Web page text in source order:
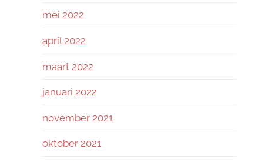
mei 2022
april 2022
maart 2022
januari 2022
november 2021
oktober 2021